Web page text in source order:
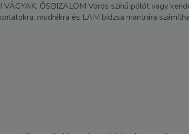
ŐSBIZALOM Vörös színű pólót vagy
mudrákra és LAM bidzsa mantrára